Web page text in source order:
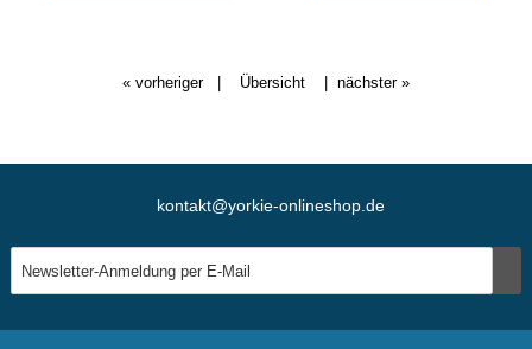
« vorheriger| Übersicht nächster »
kontakt@yorkie-onlineshop.de